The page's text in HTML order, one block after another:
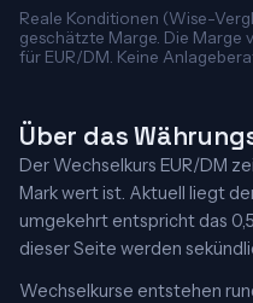
Reale Konditionen (Wise-
geschätzte Marge. Die Marge
für EUR/DM. Keine
Über das
Der Wechselkurs EUR/DM
Mark wert ist. Aktuell liegt
umgekehrt entspricht das
dieser Seite werden
Wechselkurse entstehen